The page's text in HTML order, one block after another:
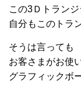
この3Ｄトラン
自分もこのトラ
そうは言っても
お客さまがお使
グラフィックボ